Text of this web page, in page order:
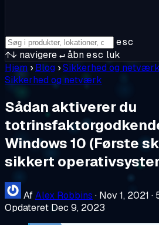
esc
↑↓ navigere↵åbnesc luk
Hjem › Blog ›Sikkerhed og netværk
Sikkerhed og netværk
Sådan aktiverer du
Windows 10 (Første
sikkert
AfAlex Robbins · Nov 1, 2021 ·
Opdateret Dec 9, 2023